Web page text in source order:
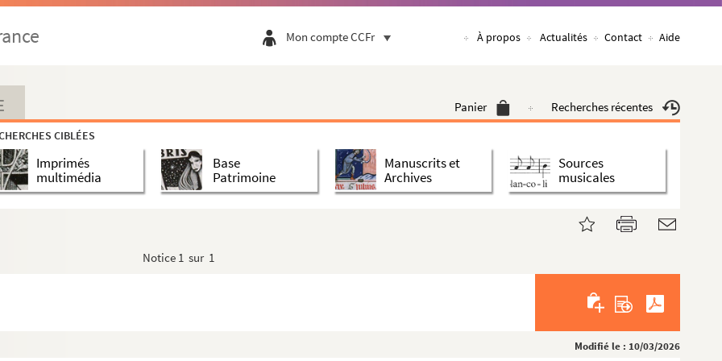
Mon compte CCFr À propos Actualités Contact Aide
Panier Recherches récentes
CIBLÉES
Imprimés
multimédia
Base
Patrimoine
Manuscrits et
Archives
Sources
musicales
Notice 1 sur 1
Modifié le : 10/03/2026